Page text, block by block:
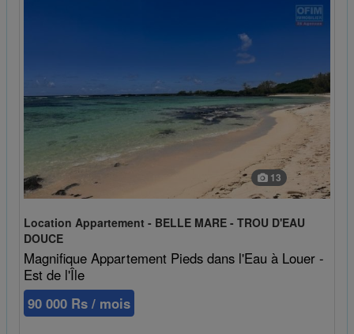
13
Location Appartement - BELLE MARE - TROU D'EAU
DOUCE
Magnifique Appartement Pieds dans l'Eau à Louer -
Est de l'Île
90 000 Rs / mois